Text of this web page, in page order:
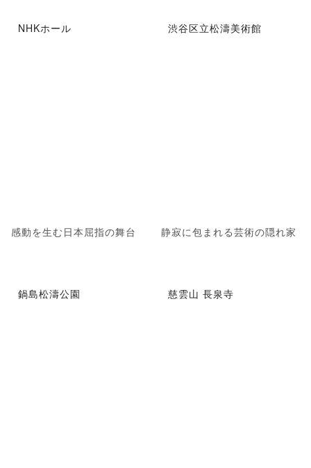
NHKホール
感動を生む日本屈指の舞台
渋谷区立松濤美術館
静寂に包まれる芸術の隠れ家
鍋島松濤公園 慈雲山 長泉寺